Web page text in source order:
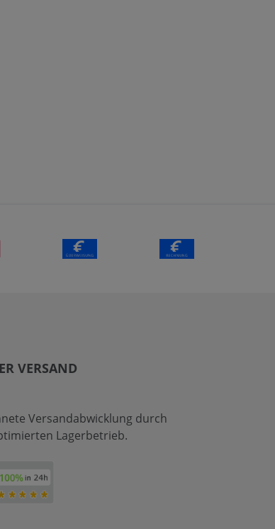
VERSAND
Versandabwicklung durch
Lagerbetrieb.